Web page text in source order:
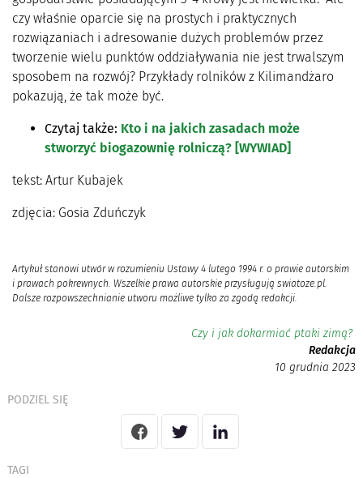
czy właśnie oparcie się na prostych i praktycznych
rozwiązaniach i adresowanie dużych problemów przez
tworzenie wielu punktów oddziaływania nie jest trwalszym
sposobem na rozwój? Przykłady rolników z Kilimandżaro
pokazują, że tak może być.
Czytaj także: Kto i na jakich zasadach może
stworzyć biogazownię rolniczą? [WYWIAD]
tekst: Artur Kubajek
zdjęcia: Gosia Zduńczyk
Artykuł stanowi utwór w rozumieniu Ustawy 4 lutego 1994 r. o prawie autorskim
i prawach pokrewnych. Wszelkie prawa autorskie przysługują swiatoze.pl.
Dalsze rozpowszechnianie utworu możliwe tylko za zgodą redakcji.
Czy i jak dokarmiać ptaki zimą?
Redakcja
10 grudnia 2023
PODZIEL SIĘ
TAGI